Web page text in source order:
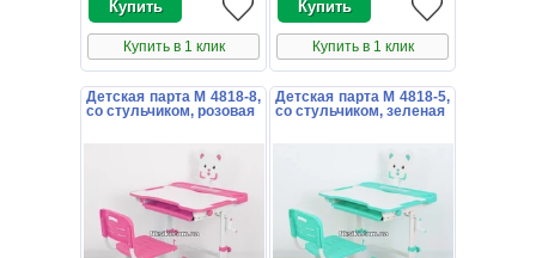
Купить в 1 клик Купить в 1 клик
Детская парта M 4818-8,
со стульчиком, розовая
Детская парта M 4818-5,
со стульчиком, зеленая